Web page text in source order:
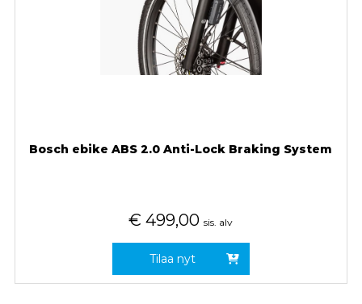
Bosch ebike ABS 2.0 Anti-Lock Braking System
€ 499,00 sis. alv
Tilaa nyt